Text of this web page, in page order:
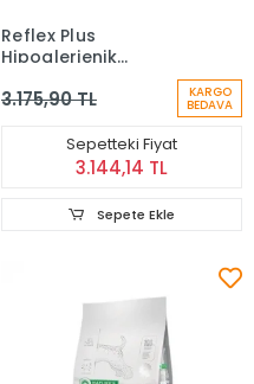
Reflex Plus
Hipoalerjenik
Pomeranian Yetişkin
Köpek Maması (8 kg)
3.175,90 TL KARGO
BEDAVA
Sepetteki Fiyat
3.144,14 TL
Sepete Ekle